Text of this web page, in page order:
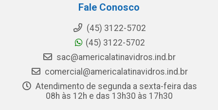
Fale Conosco
(45) 3122-5702
(45) 3122-5702
sac@americalatinavidros.ind.br
comercial@americalatinavidros.ind.br
Atendimento de segunda a sexta-feira das
08h às 12h e das 13h30 às 17h30